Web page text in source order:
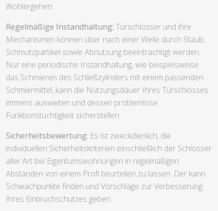
Wohlergehen.
Regelmäßige Instandhaltung: Türschlösser und ihre
Mechanismen können über nach einer Weile durch Staub,
Schmutzpartikel sowie Abnutzung beeinträchtigt werden.
Nur eine periodische Instandhaltung, wie beispielsweise
das Schmieren des Schließzylinders mit einem passenden
Schmiermittel, kann die Nutzungsdauer Ihres Türschlosses
immens ausweiten und dessen problemlose
Funktionstüchtigkeit sicherstellen.
Sicherheitsbewertung: Es ist zweckdienlich, die
individuellen Sicherheitskriterien einschließlich der Schlösser
aller Art bei Eigentumswohnungen in regelmäßigen
Abständen von einem Profi beurteilen zu lassen. Der kann
Schwachpunkte finden und Vorschläge zur Verbesserung
Ihres Einbruchschutzes geben.